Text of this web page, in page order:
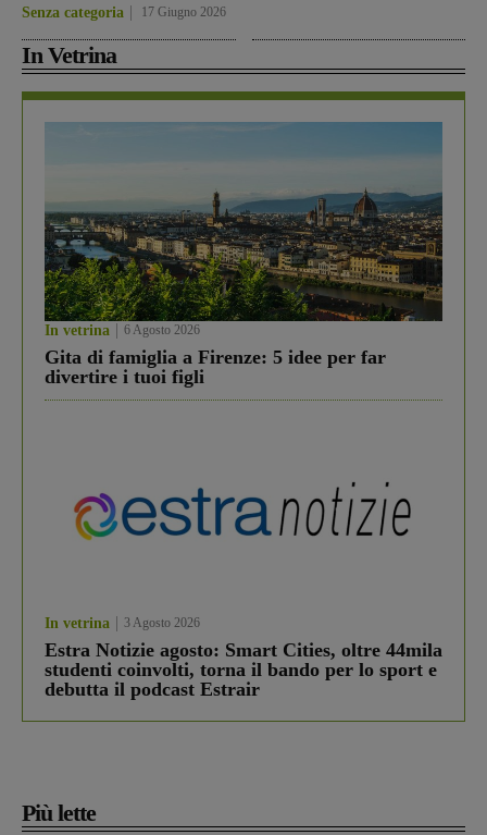
Senza categoria 17 Giugno 2026
In Vetrina
In vetrina 6 Agosto 2026
Gita di famiglia a Firenze: 5 idee per far
divertire i tuoi figli
In vetrina 3 Agosto 2026
Estra Notizie agosto: Smart Cities, oltre 44mila
studenti coinvolti, torna il bando per lo sport e
debutta il podcast Estrair
Più lette